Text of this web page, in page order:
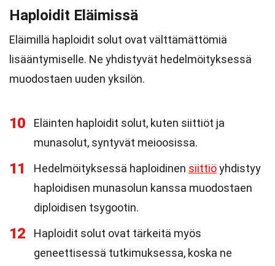
Haploidit Eläimissä
Eläimillä haploidit solut ovat välttämättömiä
lisääntymiselle. Ne yhdistyvät hedelmöityksessä
muodostaen uuden yksilön.
10
Eläinten haploidit solut, kuten siittiöt ja
munasolut, syntyvät meioosissa.
11 Hedelmöityksessä haploidinen siittiöyhdistyy
haploidisen munasolun kanssa muodostaen
diploidisen tsygootin.
12
Haploidit solut ovat tärkeitä myös
geneettisessä tutkimuksessa, koska ne